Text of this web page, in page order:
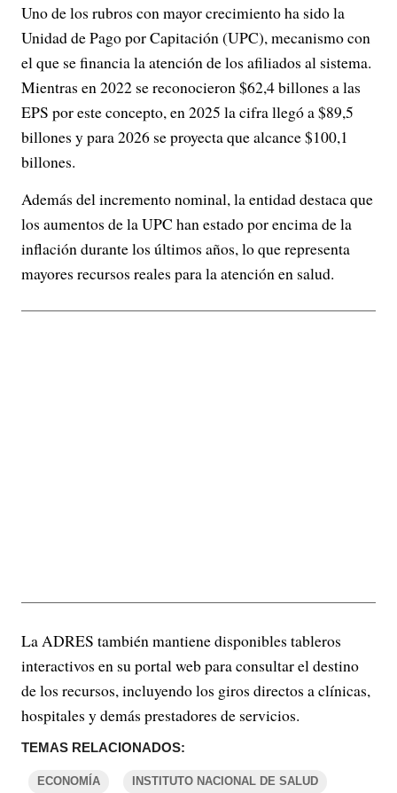
Uno de los rubros con mayor crecimiento ha sido la
Unidad de Pago por Capitación (UPC), mecanismo con
el que se financia la atención de los afiliados al sistema.
Mientras en 2022 se reconocieron $62,4 billones a las
EPS por este concepto, en 2025 la cifra llegó a $89,5
billones y para 2026 se proyecta que alcance $100,1
billones.
Además del incremento nominal, la entidad destaca que
los aumentos de la UPC han estado por encima de la
inflación durante los últimos años, lo que representa
mayores recursos reales para la atención en salud.
La ADRES también mantiene disponibles tableros
interactivos en su portal web para consultar el destino
de los recursos, incluyendo los giros directos a clínicas,
hospitales y demás prestadores de servicios.
TEMAS RELACIONADOS:
ECONOMÍA INSTITUTO NACIONAL DE SALUD